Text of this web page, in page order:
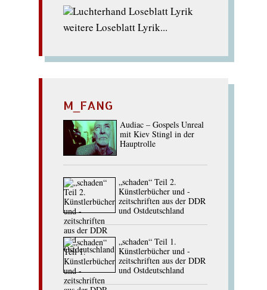
weitere Loseblatt Lyrik...
M_FANG
Audiac – Gospels Unreal
mit Kiev Stingl in der
Hauptrolle
„schaden“ Teil 2.
Künstlerbücher und -
zeitschriften aus der DDR
und Ostdeutschland
„schaden“ Teil 1.
Künstlerbücher und -
zeitschriften aus der DDR
und Ostdeutschland